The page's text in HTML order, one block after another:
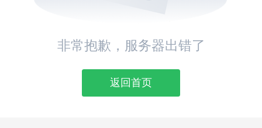
非常抱歉，服务器出错了
返回首页